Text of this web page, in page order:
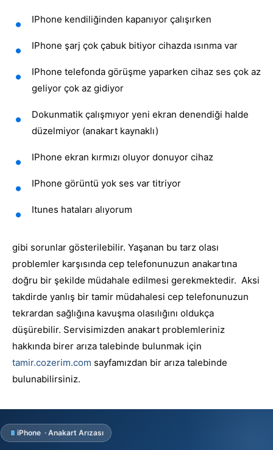
IPhone kendiliğinden kapanıyor çalışırken
IPhone şarj çok çabuk bitiyor cihazda ısınma var
IPhone telefonda görüşme yaparken cihaz ses çok az
geliyor çok az gidiyor
Dokunmatik çalışmıyor yeni ekran denendiği halde
düzelmiyor (anakart kaynaklı)
IPhone ekran kırmızı oluyor donuyor cihaz
IPhone görüntü yok ses var titriyor
Itunes hataları alıyorum
gibi sorunlar gösterilebilir. Yaşanan bu tarz olası
problemler karşısında cep telefonunuzun anakartına
doğru bir şekilde müdahale edilmesi gerekmektedir. Aksi
takdirde yanlış bir tamir müdahalesi cep telefonunuzun
tekrardan sağlığına kavuşma olasılığını oldukça
düşürebilir. Servisimizden anakart problemleriniz
hakkında birer arıza talebinde bulunmak için
tamir.cozerim.com sayfamızdan bir arıza talebinde
bulunabilirsiniz.
iPhone · Anakart Arızası